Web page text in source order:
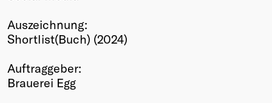
Winners
Past
Annual
Auszeichnung:
Shortlist(Buch) (2024)
Auftraggeber:
Brauerei Egg